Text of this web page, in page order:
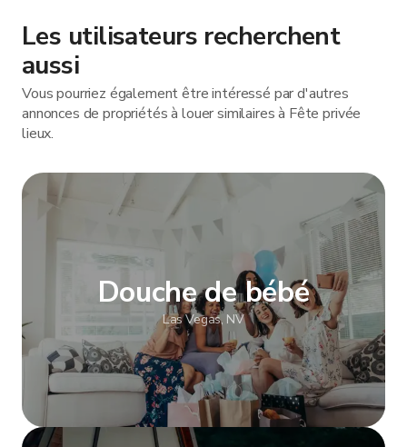
Les utilisateurs recherchent
aussi
Vous pourriez également être intéressé par d'autres
annonces de propriétés à louer similaires à Fête privée
lieux.
Douche de bébé
Las Vegas, NV